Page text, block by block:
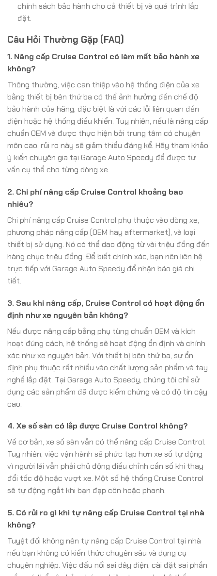
chính sách bảo hành cho cả thiết bị và quá trình lắp
đặt.
Câu Hỏi Thường Gặp (FAQ)
1. Nâng cấp Cruise Control có làm mất bảo hành xe
không?
Thông thường, việc can thiệp vào hệ thống điện của xe
bằng thiết bị bên thứ ba có thể ảnh hưởng đến chế độ
bảo hành của hãng, đặc biệt là với các lỗi liên quan đến
điện hoặc hệ thống điều khiển. Tuy nhiên, nếu là nâng cấp
chuẩn OEM và được thực hiện bởi trung tâm có chuyên
môn cao, rủi ro này sẽ giảm thiểu đáng kể. Hãy tham khảo
ý kiến chuyên gia tại Garage Auto Speedy để được tư
vấn cụ thể cho từng dòng xe.
2. Chi phí nâng cấp Cruise Control khoảng bao
nhiêu?
Chi phí nâng cấp Cruise Control phụ thuộc vào dòng xe,
phương pháp nâng cấp (OEM hay aftermarket), và loại
thiết bị sử dụng. Nó có thể dao động từ vài triệu đồng đến
hàng chục triệu đồng. Để biết chính xác, bạn nên liên hệ
trực tiếp với Garage Auto Speedy để nhận báo giá chi
tiết.
3. Sau khi nâng cấp, Cruise Control có hoạt động ổn
định như xe nguyên bản không?
Nếu được nâng cấp bằng phụ tùng chuẩn OEM và kích
hoạt đúng cách, hệ thống sẽ hoạt động ổn định và chính
xác như xe nguyên bản. Với thiết bị bên thứ ba, sự ổn
định phụ thuộc rất nhiều vào chất lượng sản phẩm và tay
nghề lắp đặt. Tại Garage Auto Speedy, chúng tôi chỉ sử
dụng các sản phẩm đã được kiểm chứng và có độ tin cậy
cao.
4. Xe số sàn có lắp được Cruise Control không?
Về cơ bản, xe số sàn vẫn có thể nâng cấp Cruise Control.
Tuy nhiên, việc vận hành sẽ phức tạp hơn xe số tự động
vì người lái vẫn phải chủ động điều chỉnh cần số khi thay
đổi tốc độ hoặc vượt xe. Một số hệ thống Cruise Control
sẽ tự động ngắt khi bạn đạp côn hoặc phanh.
5. Có rủi ro gì khi tự nâng cấp Cruise Control tại nhà
không?
Tuyệt đối không nên tự nâng cấp Cruise Control tại nhà
nếu bạn không có kiến thức chuyên sâu và dụng cụ
chuyên nghiệp. Việc đấu nối sai dây điện, cài đặt sai phần